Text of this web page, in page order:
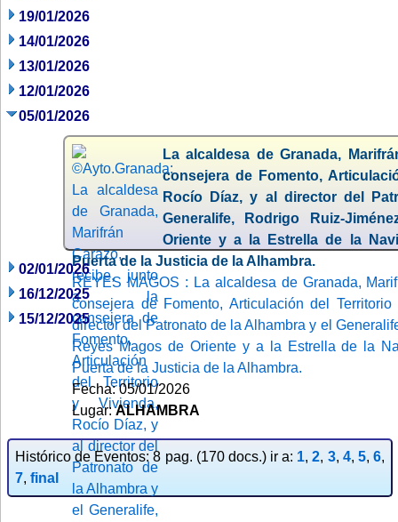
19/01/2026
14/01/2026
13/01/2026
12/01/2026
05/01/2026
La alcaldesa de Granada,
consejera de Fomento,
Rocío Díaz, y al director del
Generalife, Rodrigo Ruiz-
Oriente y a la Estrella de la
Puerta de la Justicia de la Alhambra.
REYES MAGOS : La alcaldesa de Granada,
consejera de Fomento, Articulación del
director del Patronato de la Alhambra y el
Reyes Magos de Oriente y a la Estrella de la
Puerta de la Justicia de la Alhambra.
Fecha: 05/01/2026
Lugar:ALHAMBRA
02/01/2026
16/12/2025
15/12/2025
Histórico de Eventos: 8 pag. (170 docs.) ir a: 1,2, 3, 4, 5,6,
7, final